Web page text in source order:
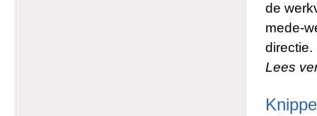
de
mede-
directie.
Lees